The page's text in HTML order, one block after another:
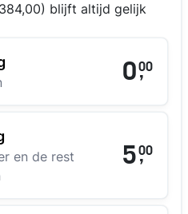
blijft altijd gelijk
0,
00
en de rest
5,
00